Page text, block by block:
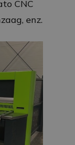
CNC
enz.